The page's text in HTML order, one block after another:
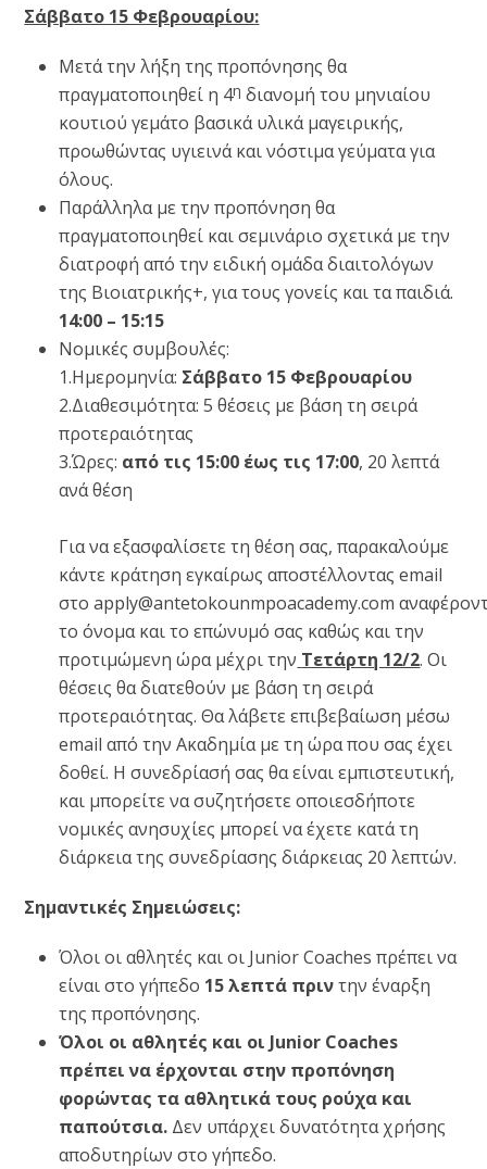
Σάββατο 15 Φεβρουαρίου:
Μετά την λήξη της προπόνησης θα
πραγματοποιηθεί η 4η διανομή του μηνιαίου
κουτιού γεμάτο βασικά υλικά μαγειρικής,
προωθώντας υγιεινά και νόστιμα γεύματα για
όλους.
Παράλληλα με την προπόνηση θα
πραγματοποιηθεί και σεμινάριο σχετικά με την
διατροφή από την ειδική ομάδα διαιτολόγων
της Βιοιατρικής+, για τους γονείς και τα παιδιά.
14:00 – 15:15
Νομικές συμβουλές:
1.Ημερομηνία: Σάββατο 15 Φεβρουαρίου
2.Διαθεσιμότητα: 5 θέσεις με βάση τη σειρά
προτεραιότητας
3.Ώρες: από τις 15:00 έως τις 17:00, 20 λεπτά
ανά θέση
Για να εξασφαλίσετε τη θέση σας, παρακαλούμε
κάντε κράτηση εγκαίρως αποστέλλοντας email
στοapply@antetokounmpoacademy.com
το όνομα και το επώνυμό σας καθώς και την
προτιμώμενη ώρα μέχρι την Τετάρτη 12/2. Οι
θέσεις θα διατεθούν με βάση τη σειρά
προτεραιότητας. Θα λάβετε επιβεβαίωση μέσω
email από την Ακαδημία με τη ώρα που σας έχει
δοθεί. Η συνεδρίασή σας θα είναι εμπιστευτική,
και μπορείτε να συζητήσετε οποιεσδήποτε
νομικές ανησυχίες μπορεί να έχετε κατά τη
διάρκεια της συνεδρίασης διάρκειας 20 λεπτών.
Σημαντικές Σημειώσεις:
Όλοι οι αθλητές και οι Junior Coaches πρέπει να
είναι στο γήπεδο 15 λεπτά πριντην έναρξη
της προπόνησης.
Όλοι οι αθλητές και οι Junior Coaches
πρέπει να έρχονται στην προπόνηση
φορώντας τα αθλητικά τους ρούχα και
παπούτσια. Δεν υπάρχει δυνατότητα χρήσης
αποδυτηρίων στο γήπεδο.